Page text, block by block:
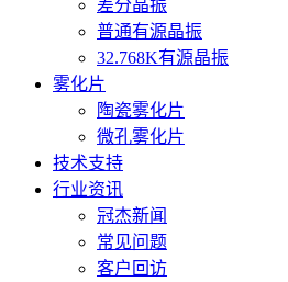
差分晶振
普通有源晶振
32.768K有源晶振
雾化片
陶瓷雾化片
微孔雾化片
技术支持
行业资讯
冠杰新闻
常见问题
客户回访